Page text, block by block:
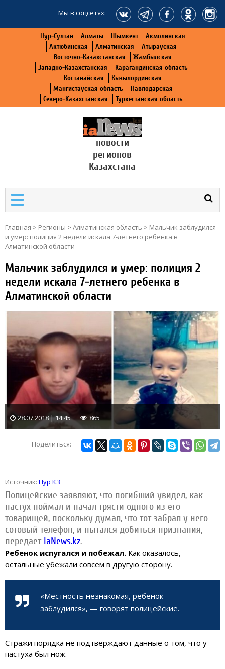
Мы в соцсетях:
Нур-Султан Алматы Шымкент
Акмолинская
Актюбинская
Алматинская
Атырауская
Восточно-Казахстанская
Жамбылская
Западно-Казахстанская
Карагандинская область
Костанайская
Кызылординская
Мангистауская область
Павлодарская
Северо-Казахстанская
Туркестанская область
новости
регионов
Казахстана
Главная > Регионы > Алматинская область > Мальчик заблудился
и умер: полиция 2 недели искала 7-летнего ребенка в
Алматинской области
Мальчик заблудился и умер: полиция 2
недели искала 7-летнего ребенка в
Алматинской области
28.07.2018 | 14:45 865
Поделиться:
Источник: Нур КЗ
Полицейские заявляют, что погибший увидел, как
пастух поймал и начал трясти одного из его
товарищей, поскольку думал, что тот забрал у него
сотовый телефон, и пытался добиться признания,
передает IaNews.kz.
Ребенок испугался и побежал. Как оказалось,
остальные убежали совсем в другую сторону.
«Местность незнакомая, ребенок
заблудился», — говорят полицейские.
Стражи порядка не подтверждают данные о том, что у
пастуха был нож.